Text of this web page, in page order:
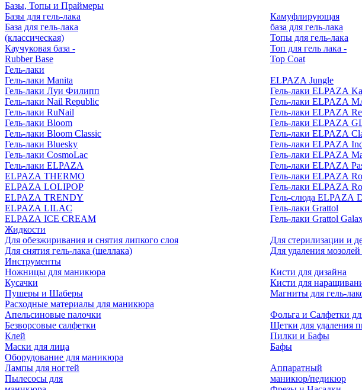
Базы, Топы и Праймеры
Базы для гель-лака
База для гель-лака
(классическая)
Каучуковая база -
Rubber Base
Камуфлирующая
база для гель-лака
Топы для гель-лака
Топ для гель лака -
Top Coat
Гель-лаки
Гель-лаки Manita
Гель-лаки Луи Филипп
Гель-лаки Nail Republic
Гель-лаки RuNail
Гель-лаки Bloom
Гель-лаки Bloom Classic
Гель-лаки Bluesky
Гель-лаки CosmoLac
Гель-лаки ELPAZA
ELPAZA THERMO
ELPAZA LOLIPOP
ELPAZA TRENDY
ELPAZA LILAC
ELPAZA IСE CREAM
ELPAZA Jungle
Гель-лаки ELPAZA
Гель-лаки ELPAZA
Гель-лаки ELPAZA
Гель-лаки ELPAZA
Гель-лаки ELPAZA
Гель-лаки ELPAZA
Гель-лаки ELPAZA
Гель-лаки ELPAZA
Гель-лаки ELPAZA
Гель-лаки ELPAZA
Гель-слюда ELPAZA
Гель-лаки Grattol
Гель-лаки Grattol
Жидкости
Для обезжиривания и снятия липкого слоя
Для снятия гель-лака (шеллака)
Для стерилизации и
Для удаления
Инструменты
Ножницы для маникюра
Кусачки
Пушеры и Шаберы
Кисти для дизайна
Кисти для
Магниты для гель-
Расходные материалы для маникюра
Апельсиновые палочки
Безворсовые салфетки
Клей
Маски для лица
Фольга и Салфетки
Щетки для удаления
Пилки и Бафы
Бафы
Оборудование для маникюра
Лампы для ногтей
Пылесосы для
Аппаратный
маникюр/педикюр